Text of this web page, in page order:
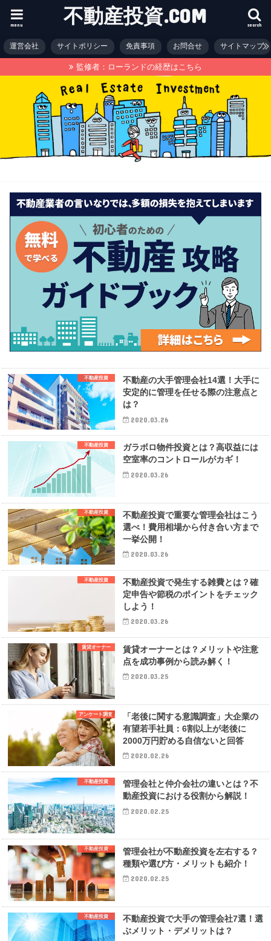
不動産投資.COM search
menu
運営会社 サイトポリシー 免責事項 お問合せ サイトマップ
監修者：ローランドの経歴はこちら
不動産投資
不動産の大手管理会社14選！大手に
安定的に管理を任せる際の注意点と
は？
2020.03.26
不動産投資
ガラボロ物件投資とは？高収益には
空室率のコントロールがカギ！
2020.03.26
不動産投資
不動産投資で重要な管理会社はこう
選べ！費用相場から付き合い方まで
一挙公開！
2020.03.26
不動産投資
不動産投資で発生する雑費とは？確
定申告や節税のポイントをチェック
しよう！
2020.03.26
賃貸オーナー
賃貸オーナーとは？メリットや注意
点を成功事例から読み解く！
2020.03.25
アンケート調査
「老後に関する意識調査」大企業の
有望若手社員：6割以上が老後に
2000万円貯める自信ないと回答
2020.02.26
不動産投資
管理会社と仲介会社の違いとは？不
動産投資における役割から解説！
2020.02.25
不動産投資
管理会社が不動産投資を左右する？
種類や選び方・メリットも紹介！
2020.02.25
不動産投資
不動産投資で大手の管理会社7選！選
ぶメリット・デメリットは？